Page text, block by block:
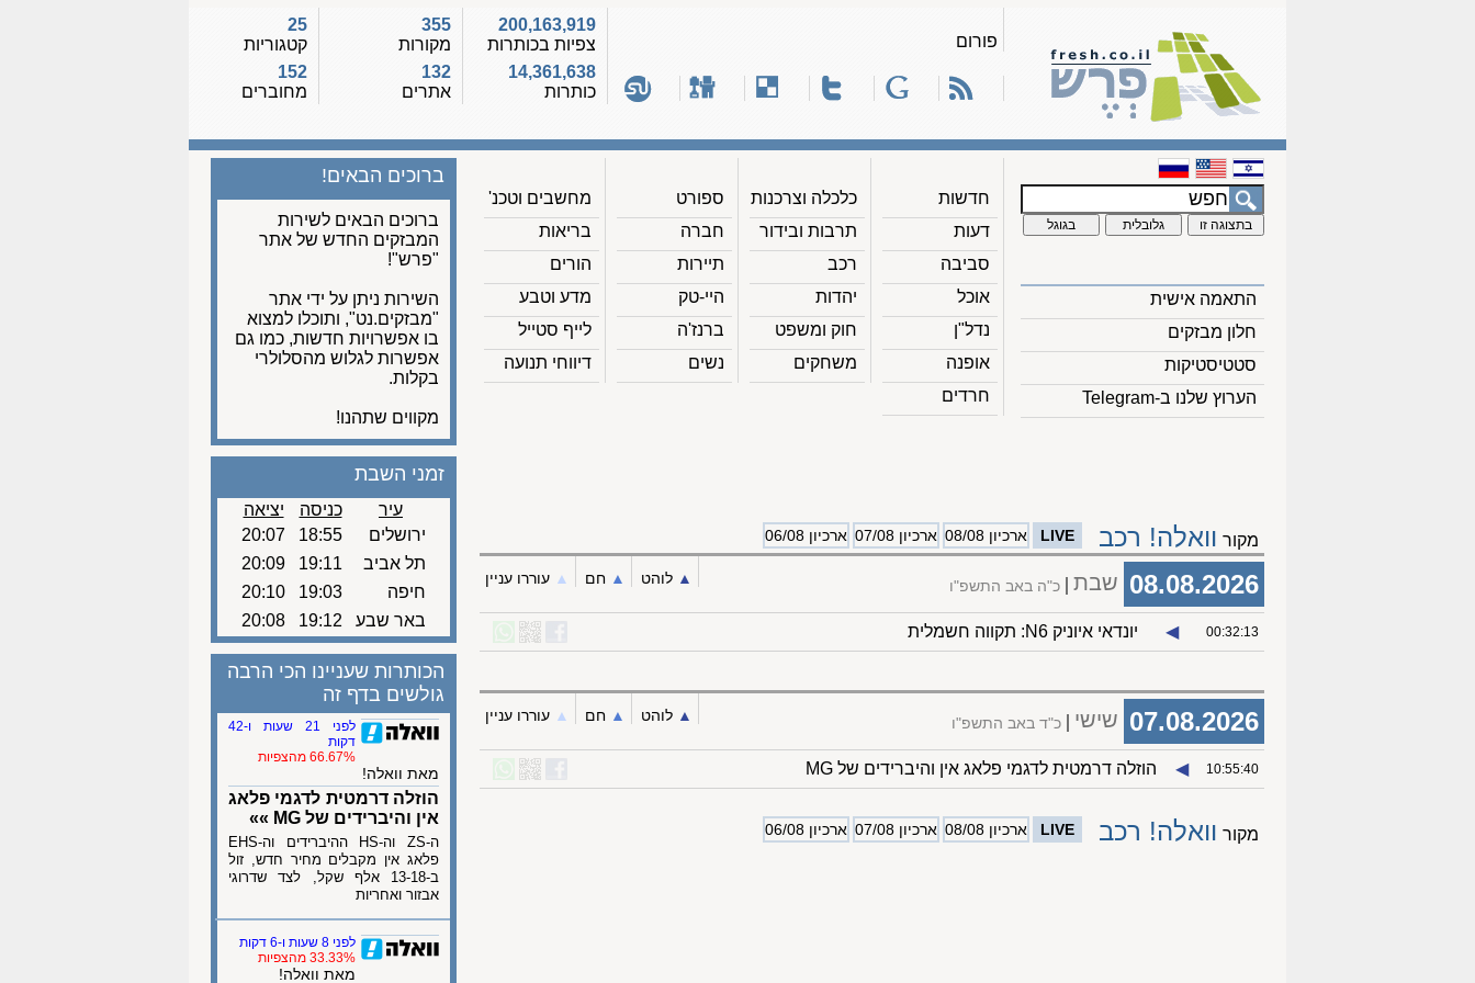
פורום
200,163,919
צפיות בכותרות
14,361,638
כותרות
355
מקורות
132
אתרים
25
קטגוריות
152
מחוברים
התאמה אישית
חלון מבזקים
סטטיסטיקות
הערוץ שלנו ב-Telegram
חדשות
דעות
סביבה
אוכל
נדל"ן
אופנה
חרדים
כלכלה וצרכנות
תרבות ובידור
רכב
יהדות
חוק ומשפט
משחקים
ספורט
חברה
תיירות
היי-טק
ברנז'ה
נשים
מחשבים וטכנ'
בריאות
הורים
מדע וטבע
לייף סטייל
דיווחי תנועה
ברוכים הבאים!
ברוכים הבאים לשירות
המבזקים החדש של אתר
"פרש"!
השירות ניתן על ידי אתר
"מבזקים.נט", ותוכלו למצוא
בו אפשרויות חדשות, כמו גם
אפשרות לגלוש מהסלולרי
בקלות.
מקווים שתהנו!
מקור וואלה! רכב LIVE ארכיון 08/08 ארכיון 07/08 ארכיון 06/08
08.08.2026 שבת כ"ה באב התשפ"ו ▲︎ לוהט ▲︎ חם ▲︎ עוררו עניין
00:32:13
◀︎ יונדאי איוניק N6: תקווה חשמלית
07.08.2026 שישי כ"ד באב התשפ"ו ▲︎ לוהט ▲︎ חם ▲︎ עוררו עניין
10:55:40
◀︎ הוזלה דרמטית לדגמי פלאג אין והיברידים של MG
מקור וואלה! רכב LIVE ארכיון 08/08 ארכיון 07/08 ארכיון 06/08
זמני השבת
עיר כניסה
יציאה
ירושלים
18:55
20:07
תל אביב
19:11
20:09
חיפה
19:03
20:10
באר שבע
19:12
20:08
הכותרות שעניינו הכי הרבה
גולשים בדף זה
לפני 21 שעות ו-42
דקות
66.67% מהצפיות
מאת וואלה!
הוזלה דרמטית לדגמי פלאג
אין והיברידים של MG »»
ה-ZS וה-HS ההיברידים וה-EHS
פלאג אין מקבלים מחיר חדש, זול
ב-13-18 אלף שקל, לצד שדרוגי
אבזור ואחריות
לפני 8 שעות ו-6 דקות
33.33% מהצפיות
מאת וואלה!